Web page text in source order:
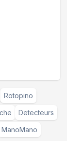
Rotopino
Detecteurs
ManoMano